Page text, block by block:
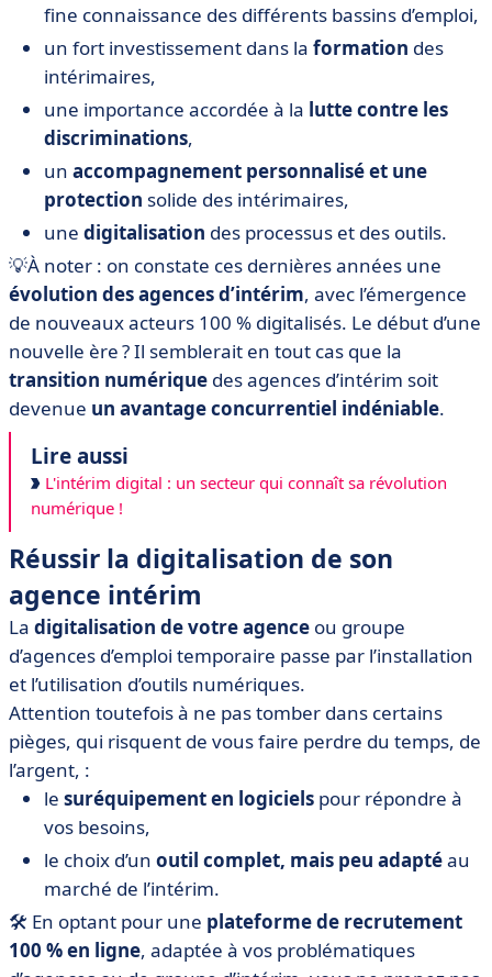
fine connaissance des différents bassins d’emploi,
un fort investissement dans la formation des
intérimaires,
une importance accordée à la lutte contre les
discriminations,
un accompagnement personnalisé et une
protection solide des intérimaires,
une digitalisation des processus et des outils.
💡À noter : on constate ces dernières années une
évolution des agences d’intérim, avec l’émergence
de nouveaux acteurs 100 % digitalisés. Le début d’une
nouvelle ère ? Il semblerait en tout cas que la
transition numérique des agences d’intérim soit
devenue un avantage concurrentiel indéniable.
Lire aussi
L'intérim digital : un secteur qui connaît sa révolution
numérique !
Réussir la digitalisation de son
agence intérim
La digitalisation de votre agence ou groupe
d’agences d’emploi temporaire passe par l’installation
et l’utilisation d’outils numériques.
Attention toutefois à ne pas tomber dans certains
pièges, qui risquent de vous faire perdre du temps, de
l’argent, :
le suréquipement en logiciels pour répondre à
vos besoins,
le choix d’un outil complet, mais peu adaptéau
marché de l’intérim.
🛠 En optant pour une plateforme de recrutement
100 % en ligne, adaptée à vos problématiques